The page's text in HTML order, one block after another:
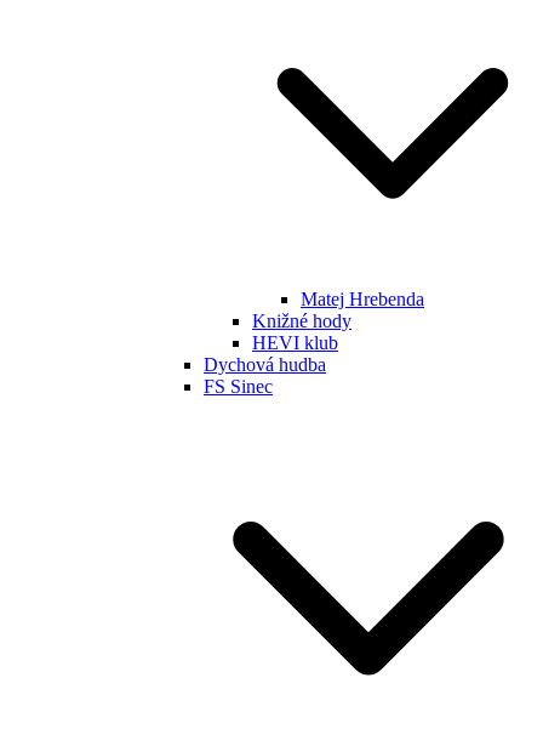
Matej Hrebenda
Knižné hody
HEVI klub
Dychová hudba
FS Sinec